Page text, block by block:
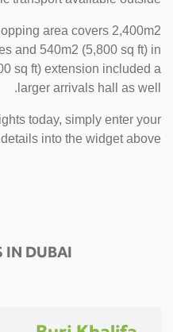
area covers 2,400m2
and 540m2 (5,800 sq ft) in
sq ft) extension included a
larger arrivals hall as well.
today, simply enter your
details into the widget above.
IN DUBAI